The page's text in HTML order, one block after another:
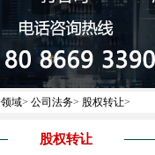
域> 公司法务> 股权转让>
股权转让